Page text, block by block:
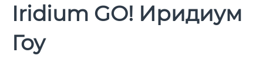
Iridium GO! Иридиум
Гоу